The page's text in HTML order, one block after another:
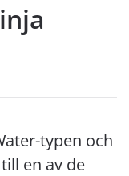
typen och
en av de